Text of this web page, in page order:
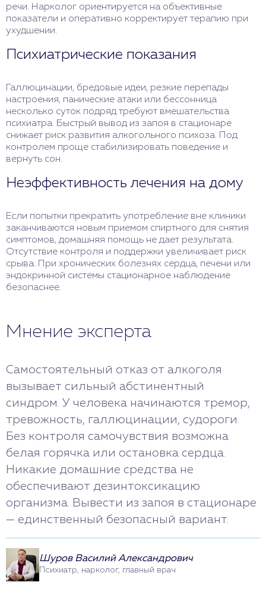
речи. Нарколог ориентируется на объективные
показатели и оперативно корректирует терапию при
ухудшении.
Психиатрические показания
Галлюцинации, бредовые идеи, резкие перепады
настроения, панические атаки или бессонница
несколько суток подряд требуют вмешательства
психиатра. Быстрый вывод из запоя в стационаре
снижает риск развития алкогольного психоза. Под
контролем проще стабилизировать поведение и
вернуть сон.
Неэффективность лечения на дому
Если попытки прекратить употребление вне клиники
заканчиваются новым приемом спиртного для снятия
симптомов, домашняя помощь не дает результата.
Отсутствие контроля и поддержки увеличивает риск
срыва. При хронических болезнях сердца, печени или
эндокринной системы стационарное наблюдение
безопаснее.
Мнение эксперта
Самостоятельный отказ от алкоголя
вызывает сильный абстинентный
синдром. У человека начинаются тремор,
тревожность, галлюцинации, судороги.
Без контроля самочувствия возможна
белая горячка или остановка сердца.
Никакие домашние средства не
обеспечивают дезинтоксикацию
организма. Вывести из запоя в стационаре
— единственный безопасный вариант.
Шуров Василий Александрович
Психиатр, нарколог, главный врач